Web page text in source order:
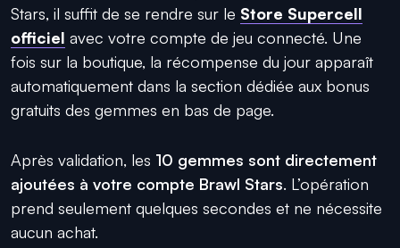
Stars, il suffit de se rendre sur le Store Supercell
officiel avec votre compte de jeu connecté. Une
fois sur la boutique, la récompense du jour apparaît
automatiquement dans la section dédiée aux bonus
gratuits des gemmes en bas de page.
Après validation, les 10 gemmes sont directement
ajoutées à votre compte Brawl Stars. L’opération
prend seulement quelques secondes et ne nécessite
aucun achat.